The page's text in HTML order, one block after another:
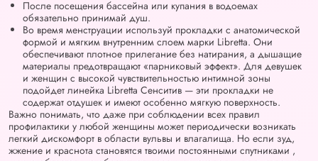
После посещения бассейна или купания в водоемах
обязательно принимай душ.
Во время менструации используй прокладки с анатомической
формой и мягким внутренним слоем марки Libretta. Они
обеспечивают плотное прилегание без натирания, а дышащие
материалы предотвращают «парниковый эффект». Для девушек
и женщин с высокой чувствительностью интимной зоны
подойдет линейка Libretta Сенситив — эти прокладки не
содержат отдушек и имеют особенно мягкую поверхность.
Важно понимать, что даже при соблюдении всех правил
профилактики у любой женщины может периодически возникать
легкий дискомфорт в области вульвы и влагалища. Но если зуд,
жжение и краснота становятся твоими постоянными спутниками ,